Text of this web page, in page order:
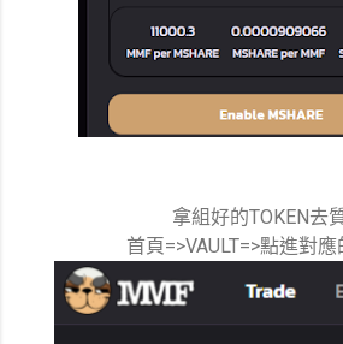
拿組好的TOKEN去
首頁=>VAULT=>點進對